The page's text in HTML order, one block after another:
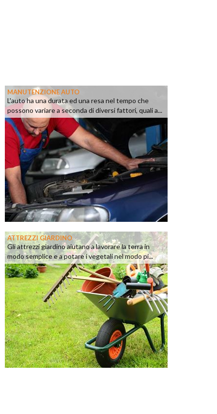
MANUTENZIONE AUTO
L'auto ha una durata ed una resa nel tempo che
possono variare a seconda di diversi fattori, quali a...
ATTREZZI GIARDINO
Gli attrezzi giardino aiutano a lavorare la terra in
modo semplice e a potare i vegetali nel modo pi...